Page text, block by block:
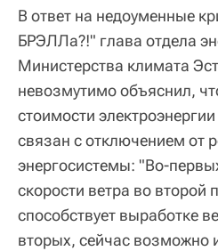
В ответ на недоуменные
БРЭЛЛа?!" глава отдела
Министерства климата
невозмутимо объяснил,
стоимости
связан с отключением от
энергосистемы: "Во-
скорости ветра во второй
способствует выработке
вторых, сейчас возможно